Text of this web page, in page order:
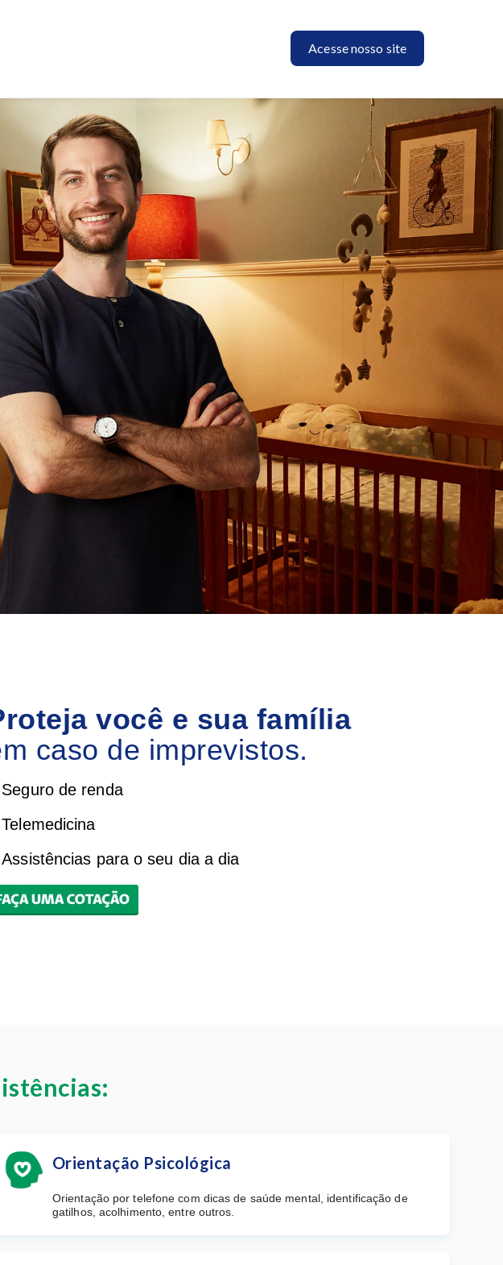
Acesse nosso site
você e sua família
caso de imprevistos.
Seguro de renda
Telemedicina
Assistências para o seu dia a dia
Orientação Psicológica
Orientação por telefone com dicas de saúde mental, identificação de
gatilhos, acolhimento, entre outros.